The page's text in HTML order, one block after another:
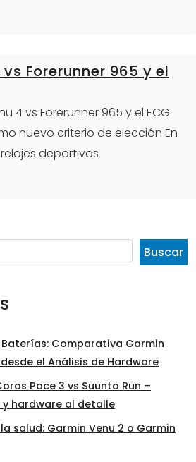
Forerunner 965 y el
4 vs Forerunner 965 y el ECG
nuevo criterio de elección En
deportivos
Buscar
Comparativa Garmin
el Análisis de Hardware
Pace 3 vs Suunto Run –
hardware al detalle
salud: Garmin Venu 2 o Garmin